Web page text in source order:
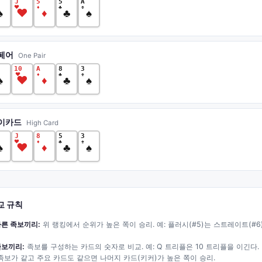
♥♥ ♦ ♦ ♣♣ ♠ ♠
어 One Pair
10
♥
♥
A
♦ ♦
8
♣♣
3
♠ ♠
카드 High Card
J
♥♥
8
♦ ♦
5
♣♣
3
♠ ♠
규칙
족보끼리: 위 랭킹에서 순위가 높은 쪽이 승리. 예: 플러시(#5)는 스트레이트
끼리: 족보를 구성하는 카드의 숫자로 비교. 예: Q 트리플은 10 트리플을 이긴다.
보가 같고 주요 카드도 같으면 나머지 카드(키커)가 높은 쪽이 승리.